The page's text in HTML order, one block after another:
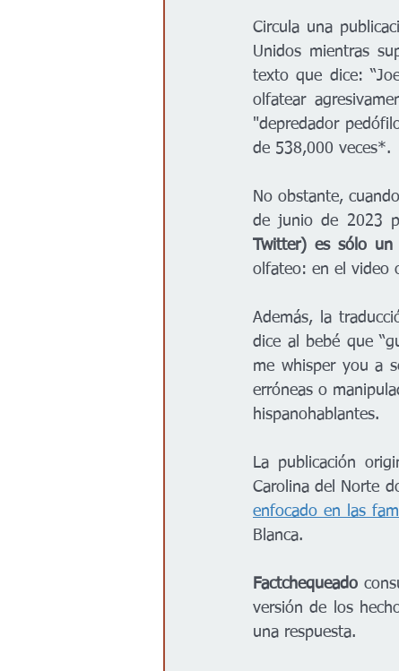
Circula una
Unidos mientras
texto que dice:
olfatear
"depredador
de 538,000 veces*.
No obstante,
de junio de 2023
Twitter) es sólo
olfateo: en el video
Además, la
dice al bebé que
me whisper you a
erróneas o
hispanohablantes.
La publicación
Carolina del Norte
enfocado en las
Blanca.
Factchequeado
versión de los
una respuesta.